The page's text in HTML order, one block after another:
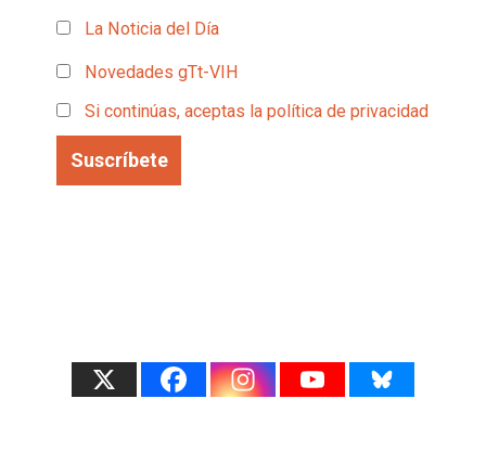
La Noticia del Día
Novedades gTt-VIH
Si continúas, aceptas la política de privacidad